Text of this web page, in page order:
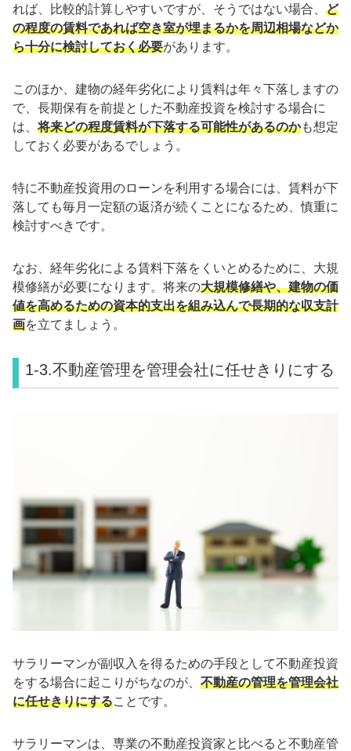
れば、比較的計算しやすいですが、そうではない場合、 ど
の程度の賃料であれば空き室が埋まるかを周辺相場などか
ら十分に検討しておく必要があります。
このほか、建物の経年劣化により賃料は年々下落しますの
で、長期保有を前提とした不動産投資を検討する場合に
は、将来どの程度賃料が下落する可能性があるのかも想定
しておく必要があるでしょう。
特に不動産投資用のローンを利用する場合には、賃料が下
落しても毎月一定額の返済が続くことになるため、慎重に
検討すべきです。
なお、経年劣化による賃料下落をくいとめるために、大規
模修繕が必要になります。将来の大規模修繕や、建物の価
値を高めるための資本的支出を組み込んで長期的な収支計
画を立てましょう。
1-3.不動産管理を管理会社に任せきりにする
サラリーマンが副収入を得るための手段として不動産投資
をする場合に起こりがちなのが、 不動産の管理を管理会社
に任せきりにすることです。
サラリーマンは、専業の不動産投資家と比べると不動産管